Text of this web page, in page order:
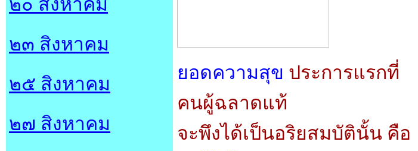
๒๓ สิงหาคม
๒๕ สิงหาคม
๒๗ สิงหาคม
ยอดความสุข ประการแรกที่
คนผู้ฉลาดแท้
จะพึงได้เป็นอริยสมบัตินั้น คือ